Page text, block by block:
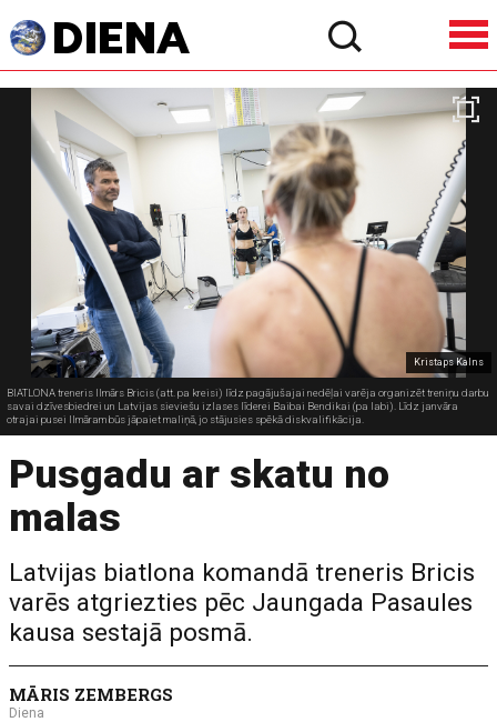
Kristaps Kalns
BIATLONA treneris Ilmārs Bricis (att. pa kreisi) līdz pagājušajai nedēļai varēja organizēt treniņu darbu
savai dzīvesbiedrei un Latvijas sieviešu izlases līderei Baibai Bendikai (pa labi). Līdz janvāra
otrajai pusei Ilmāram būs jāpaiet maliņā, jo stājusies spēkā diskvalifikācija.
Pusgadu ar skatu no
malas
Latvijas biatlona komandā treneris Bricis
varēs atgriezties pēc Jaungada Pasaules
kausa sestajā posmā.
MĀRIS ZEMBERGS
Diena